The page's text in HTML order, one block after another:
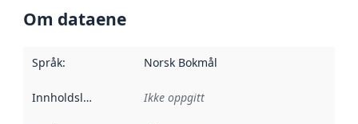
Om dataene
Språk: Norsk Bokmål
Innholdsleverandører :
Ikke oppgitt